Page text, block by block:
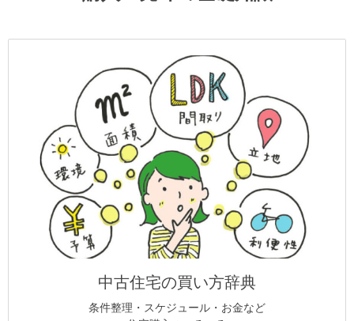
中古住宅の買い方辞典
条件整理・スケジュール・お金など